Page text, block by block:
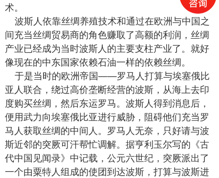
术。
波斯人依靠丝绸养殖技术和通过在欧洲与中国之
间充当丝绸贸易商的角色赚取了高额的利润，丝绸
产业已经成为当时波斯人的主要支柱产业了。就好
像现在的中东国家依赖石油一样的依赖丝绸。
于是当时的欧洲帝国——罗马人打算与埃塞俄比
亚人联合，绕过高价垄断经营的波斯，从海上去印
度购买丝绸，然后东运罗马。波斯人得到消息后，
便用武力向埃塞俄比亚进行威胁，阻碍他们充当罗
马人获取丝绸的中间人。罗马人无奈，只好请与波
斯近邻的突厥可汗帮忙调解。据亨利玉尔写的《古
代中国见闻录》中记载，公元六世纪，突厥派出了
一个由粟特人组成的使团到达波斯，打算与波斯进